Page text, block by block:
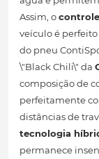
Assim, o
veículo é
do pneu
\"Black Chili\" da
composição de
perfeitamente
distâncias de
tecnologia
permanece